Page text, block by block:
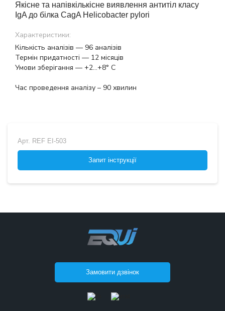
Якісне та напівкількісне виявлення антитіл класу
IgA до білка CagA Helicobacter pylori
Характеристики:
Кількість аналізів — 96 аналізів
Термін придатності — 12 місяців
Умови зберігання — +2…+8° С
Час проведення аналізу – 90 хвилин
Арт. REF EI-503
Запит інструкції
Замовити дзвінок